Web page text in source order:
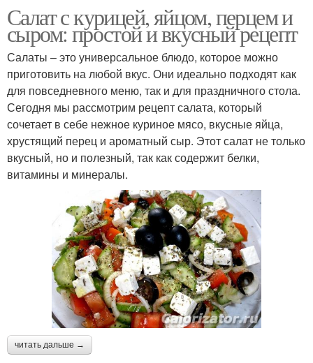
Салат с курицей, яйцом, перцем и
сыром: простой и вкусный рецепт
Салаты – это универсальное блюдо, которое можно
приготовить на любой вкус. Они идеально подходят как
для повседневного меню, так и для праздничного стола.
Сегодня мы рассмотрим рецепт салата, который
сочетает в себе нежное куриное мясо, вкусные яйца,
хрустящий перец и ароматный сыр. Этот салат не только
вкусный, но и полезный, так как содержит белки,
витамины и минералы.
читать дальше →